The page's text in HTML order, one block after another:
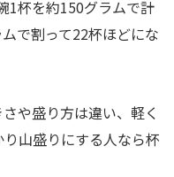
1杯を約150グラムで計
で割って22杯ほどにな
や盛り方は違い、軽く
山盛りにする人なら杯